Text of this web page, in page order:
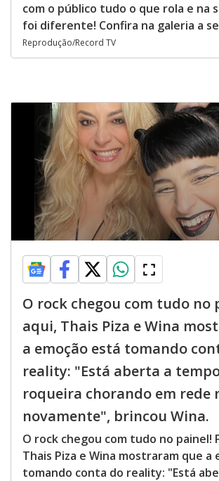
com o público tudo o que rola e na
foi diferente! Confira na galeria a
Reprodução/Record TV
O rock chegou com tudo no
aqui, Thais Piza e Wina
a emoção está tomando
reality: "Está aberta a
roqueira chorando em rede
novamente", brincou Wina.
O rock chegou com tudo no painel!
Thais Piza e Wina mostraram que a
tomando conta do reality: "Está